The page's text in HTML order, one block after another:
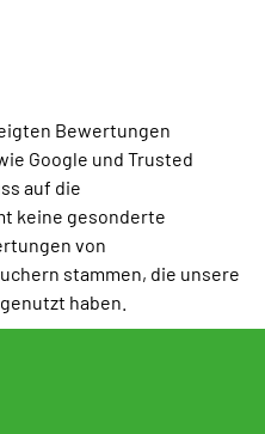
Bewertungen
Google und Trusted
auf die
keine gesonderte
von
stammen, die unsere
haben.